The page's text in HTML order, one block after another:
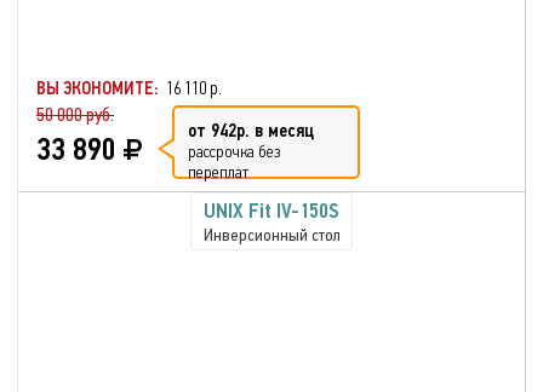
ВЫ ЭКОНОМИТЕ: 16 110 р.
50 000 руб.
33 890 от 942р. в месяц
рассрочка без
переплат
UNIX Fit IV-150S
Инверсионный стол